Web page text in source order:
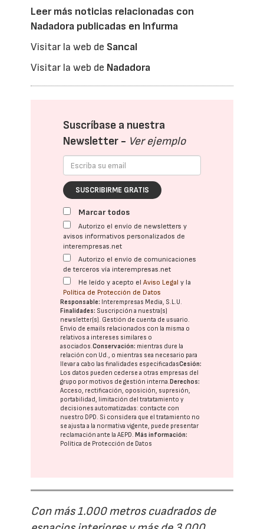
Leer más noticias relacionadas con
Nadadora publicadas en Infurma
Visitar la web de Sancal
Visitar la web de Nadadora
Suscríbase a nuestra
Newsletter - Ver ejemplo
SUSCRIBIRME GRATIS
Marcar todos
Autorizo el envío de newsletters y
avisos informativos personalizados de
interempresas.net
Autorizo el envío de comunicaciones
de terceros vía interempresas.net
He leído y acepto elAviso Legal y la
Política de Protección de Datos
Responsable: Interempresas Media, S.L.U.
Finalidades: Suscripción a nuestra(s)
newsletter(s). Gestión de cuenta de usuario.
Envío de emails relacionados con la misma o
relativos a intereses similares o
asociados.Conservación: mientras dure la
relación con Ud., o mientras sea necesario para
llevar a cabo las finalidades especificadasCesión:
Los datos pueden cederse a otras empresas del
grupo por motivos de gestión interna. Derechos:
Acceso, rectificación, oposición, supresión,
portabilidad, limitación del tratatamiento y
decisiones automatizadas: contacte con
nuestro DPD. Si considera que el tratamiento no
se ajusta a la normativa vigente, puede presentar
reclamación ante laAEPD. Más información:
Política de Protección de Datos
Con más 1.000 metros cuadrados de